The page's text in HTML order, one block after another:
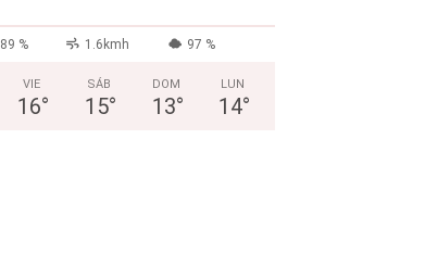
89 % 1.6kmh 97 %
VIE
16°
SÁB
15°
DOM
13°
LUN
14°